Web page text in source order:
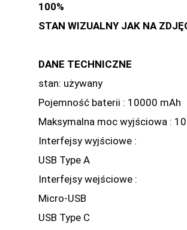
100%
STAN WIZUALNY JAK NA
DANE TECHNICZNE
stan: używany
Pojemność baterii : 10000 mAh
Maksymalna moc wyjściowa :
Interfejsy wyjściowe :
USB Type A
Interfejsy wejściowe :
Micro-USB
USB Type C